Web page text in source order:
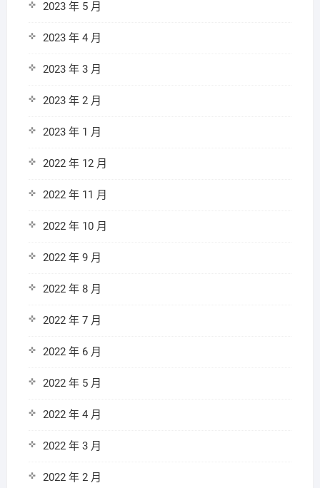
2023 年 5 月
2023 年 4 月
2023 年 3 月
2023 年 2 月
2023 年 1 月
2022 年 12 月
2022 年 11 月
2022 年 10 月
2022 年 9 月
2022 年 8 月
2022 年 7 月
2022 年 6 月
2022 年 5 月
2022 年 4 月
2022 年 3 月
2022 年 2 月